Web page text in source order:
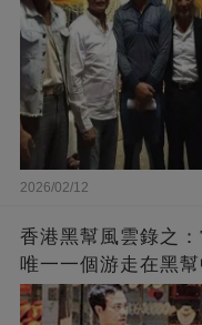
2026/02/12
香港黑幫風雲錄之
唯一一個游走在黑